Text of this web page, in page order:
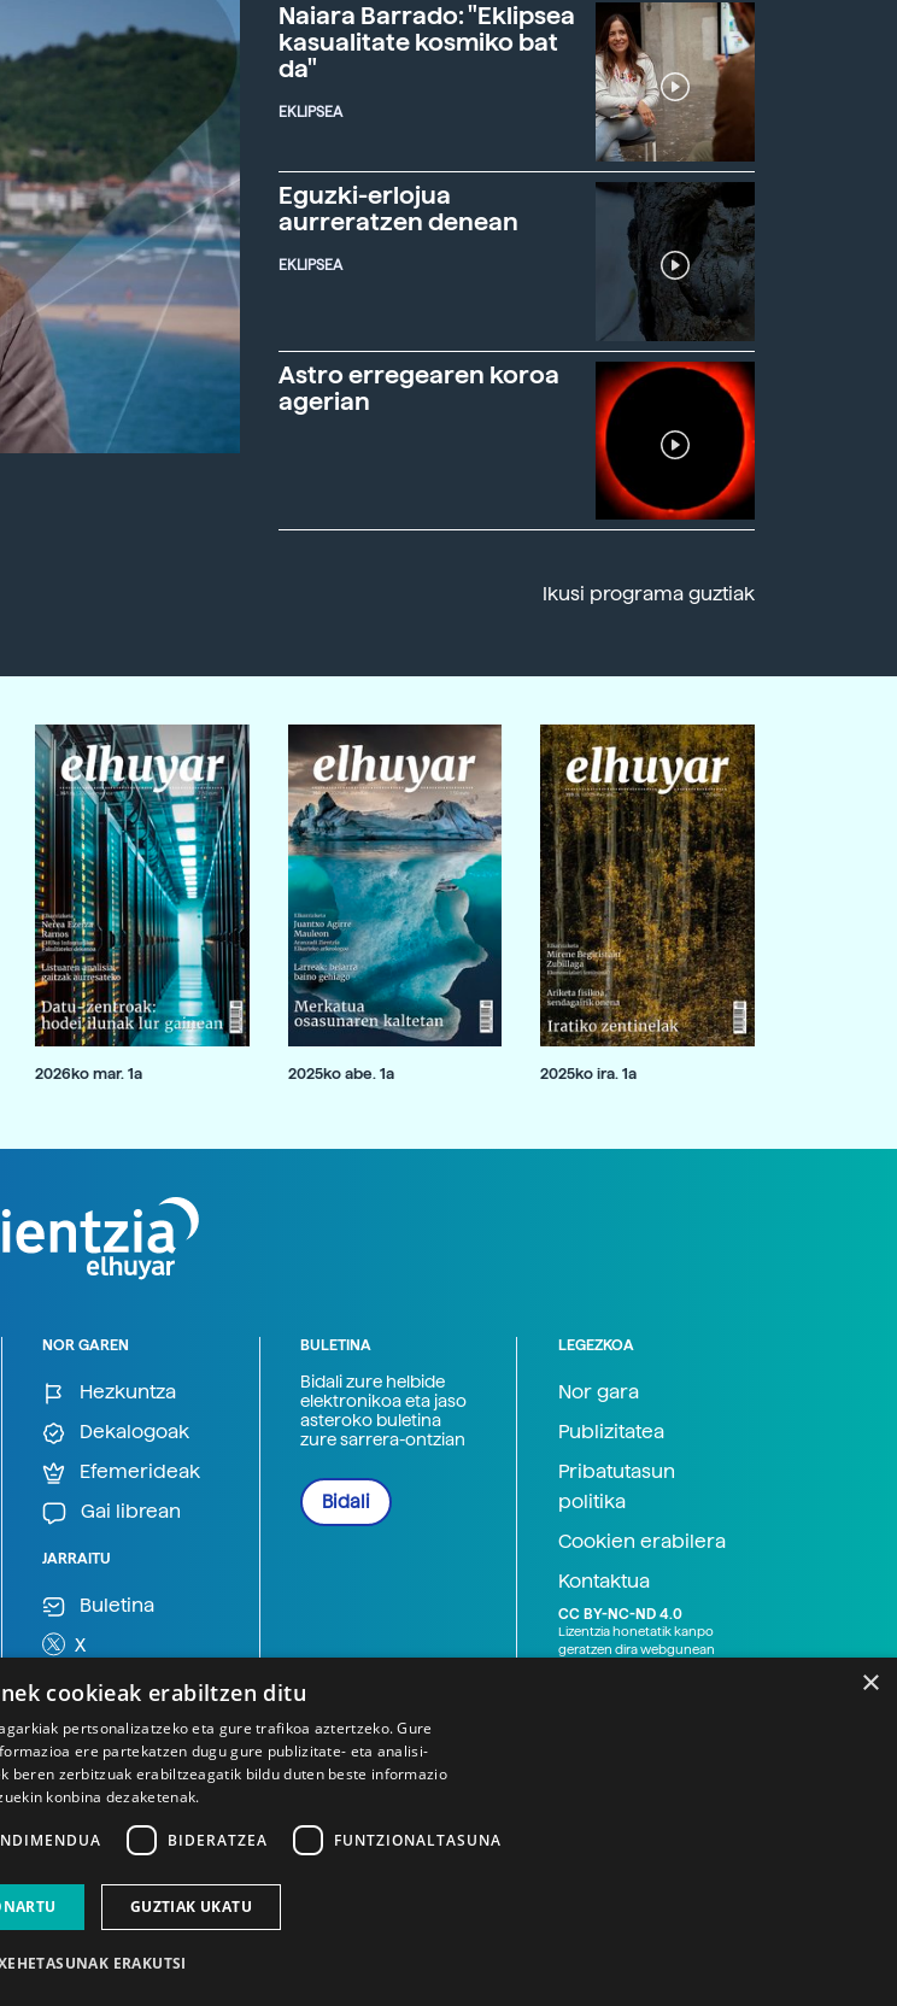
Naiara Barrado: "Eklipsea
kasualitate kosmiko bat
da"
EKLIPSEA
Eguzki-erlojua
aurreratzen denean
EKLIPSEA
Astro erregearen koroa
agerian
Ikusi programa guztiak
2026ko mar. 1a 2025ko abe. 1a 2025ko ira. 1a
NOR GAREN
Hezkuntza
Dekalogoak
Efemerideak
Gai librean
JARRAITU
Buletina
X
BlueSky
Mastodon
Telegram
BULETINA
Bidali zure helbide
elektronikoa eta jaso
asteroko buletina
zure sarrera-ontzian
Bidali
LEGEZKOA
Nor gara
Publizitatea
Pribatutasun
politika
Cookien erabilera
Kontaktua
CC BY-NC-ND 4.0
Lizentzia honetatik kanpo
geratzen dira webgunean
×
cookieak erabiltzen ditu
pertsonalizatzeko eta gure trafikoa aztertzeko. Gure
ere partekatzen dugu gure publizitate- eta analisi-
beren zerbitzuak erabiltzeagatik bildu duten beste informazio
konbina dezaketenak.
BIDERATZEA FUNTZIONALTASUNA
GUZTIAK UKATU
ERAKUTSI